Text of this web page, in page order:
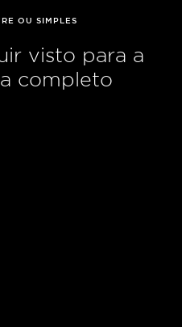
OU SIMPLES
visto para a
completo